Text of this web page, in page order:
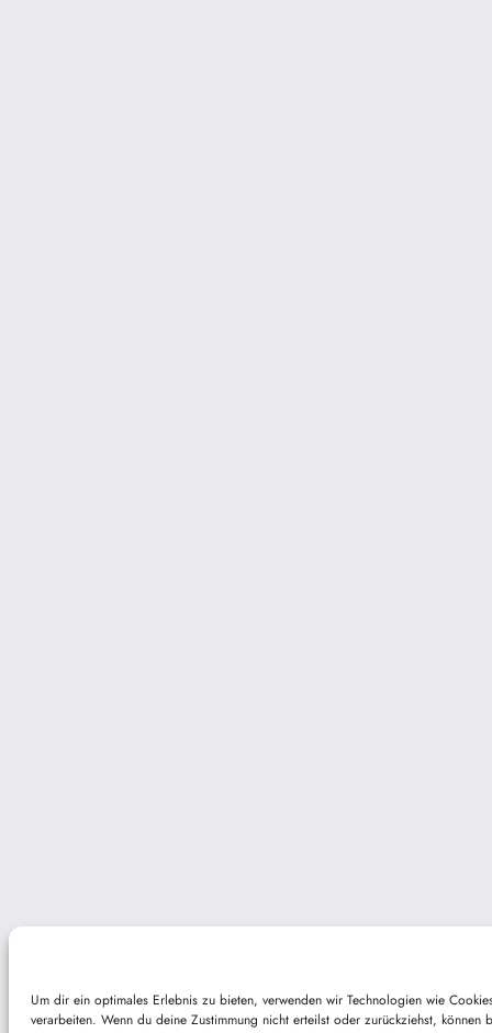
Um dir ein optimales Erlebnis zu bieten, verwenden wir Technologien wie
verarbeiten. Wenn du deine Zustimmung nicht erteilst oder zurückziehst, können